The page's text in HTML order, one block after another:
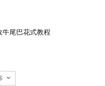
牛尾巴花式教程